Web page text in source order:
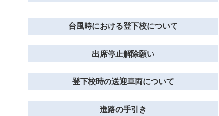
台風時における登下校について
出席停止解除願い
登下校時の送迎車両について
進路の手引き